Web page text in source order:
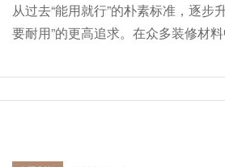
从过去“能用就行”的朴素标准，逐步
要耐用”的更高追求。在众多装修材